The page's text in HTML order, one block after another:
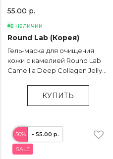
55.00 р.
в наличии
Round Lab (Корея)
Гель-маска для очищения
кожи c камелией Round Lab
Camellia Deep Collagen Jelly
КУПИТЬ
SALE
50% - 55.00 р.